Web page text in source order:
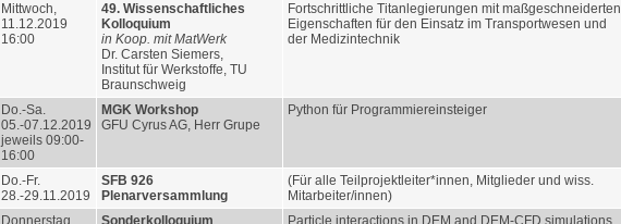
Mittwoch,
11.12.2019
16:00
49. Wissenschaftliches
Kolloquium
in Koop. mit MatWerk
Dr. Carsten Siemers,
Institut für Werkstoffe, TU
Braunschweig
Fortschrittliche Titanlegierungen mit maßgeschneiderten
Eigenschaften für den Einsatz im Transportwesen und
der Medizintechnik
Do.-Sa.
05.-07.12.2019
jeweils 09:00-
16:00
MGK Workshop
GFU Cyrus AG, Herr Grupe
Python für Programmiereinsteiger
Do.-Fr.
28.-29.11.2019
SFB 926
Plenarversammlung
(Für alle Teilprojektleiter*innen, Mitglieder und wiss.
Mitarbeiter/innen)
Donnerstag,
Sonderkolloquium Particle interactions in DEM and DEM-CFD simulations